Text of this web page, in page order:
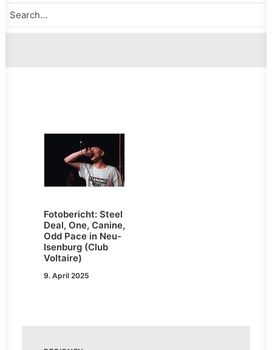
Fotobericht: Steel
Deal, One, Canine,
Odd Pace in Neu-
Isenburg (Club
Voltaire)
9. April 2025